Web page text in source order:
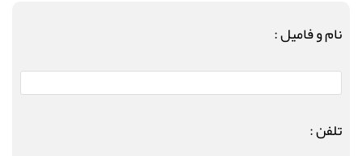
نام و فامیل :
تلفن :